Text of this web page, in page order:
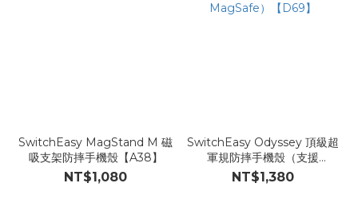
SwitchEasy MagStand M 磁
吸支架防摔手機殼【A38】
NT$1,080
SwitchEasy Odyssey 頂級超
軍規防摔手機殼（支援
MagSafe）【D69】
NT$1,380